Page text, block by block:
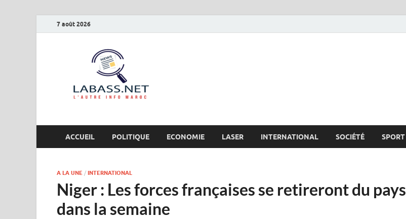
7 août 2026
ACCUEIL POLITIQUE ECONOMIE LASER INTERNATIONAL SOCIÉTÉ SPORT
A LA UNE / INTERNATIONAL
Niger : Les forces françaises se retireront du pays
dans la semaine